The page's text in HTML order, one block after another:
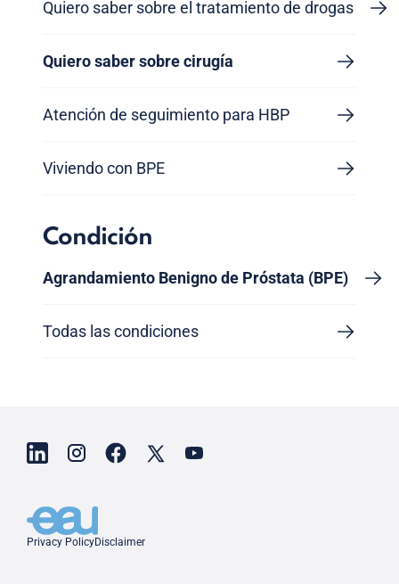
Quiero saber sobre el tratamiento de drogas
Quiero saber sobre cirugía
Atención de seguimiento para HBP
Viviendo con BPE
Condición
Agrandamiento Benigno de Próstata (BPE)
Todas las condiciones
Privacy PolicyDisclaimer